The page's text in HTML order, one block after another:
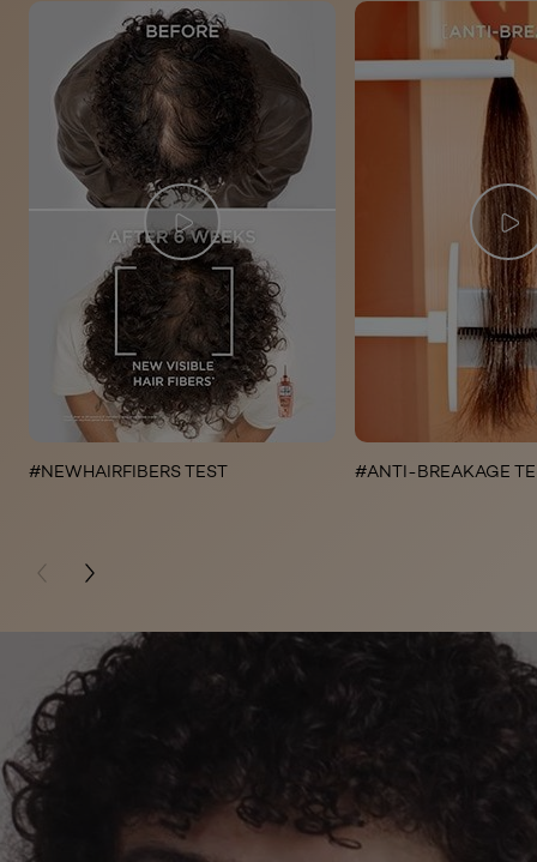
#NEWHAIRFIBERS TEST #ANTI-BREAKAGE
PREVIOUS CARD
NEXT CARD